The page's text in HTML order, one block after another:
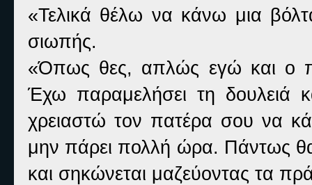
«Τελικά θέλω να κάνω μια
σιωπής.
«Όπως θες, απλώς εγώ και ο
Έχω παραμελήσει τη δουλειά
χρειαστώ τον πατέρα σου να
μην πάρει πολλή ώρα. Πάντως θα
και σηκώνεται μαζεύοντας τα